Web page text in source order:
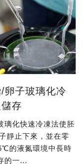
卵子玻璃化冷
存
璃化快速冷凍法使胚
靜止下來，並在零
的液氮環境中長時
的一...